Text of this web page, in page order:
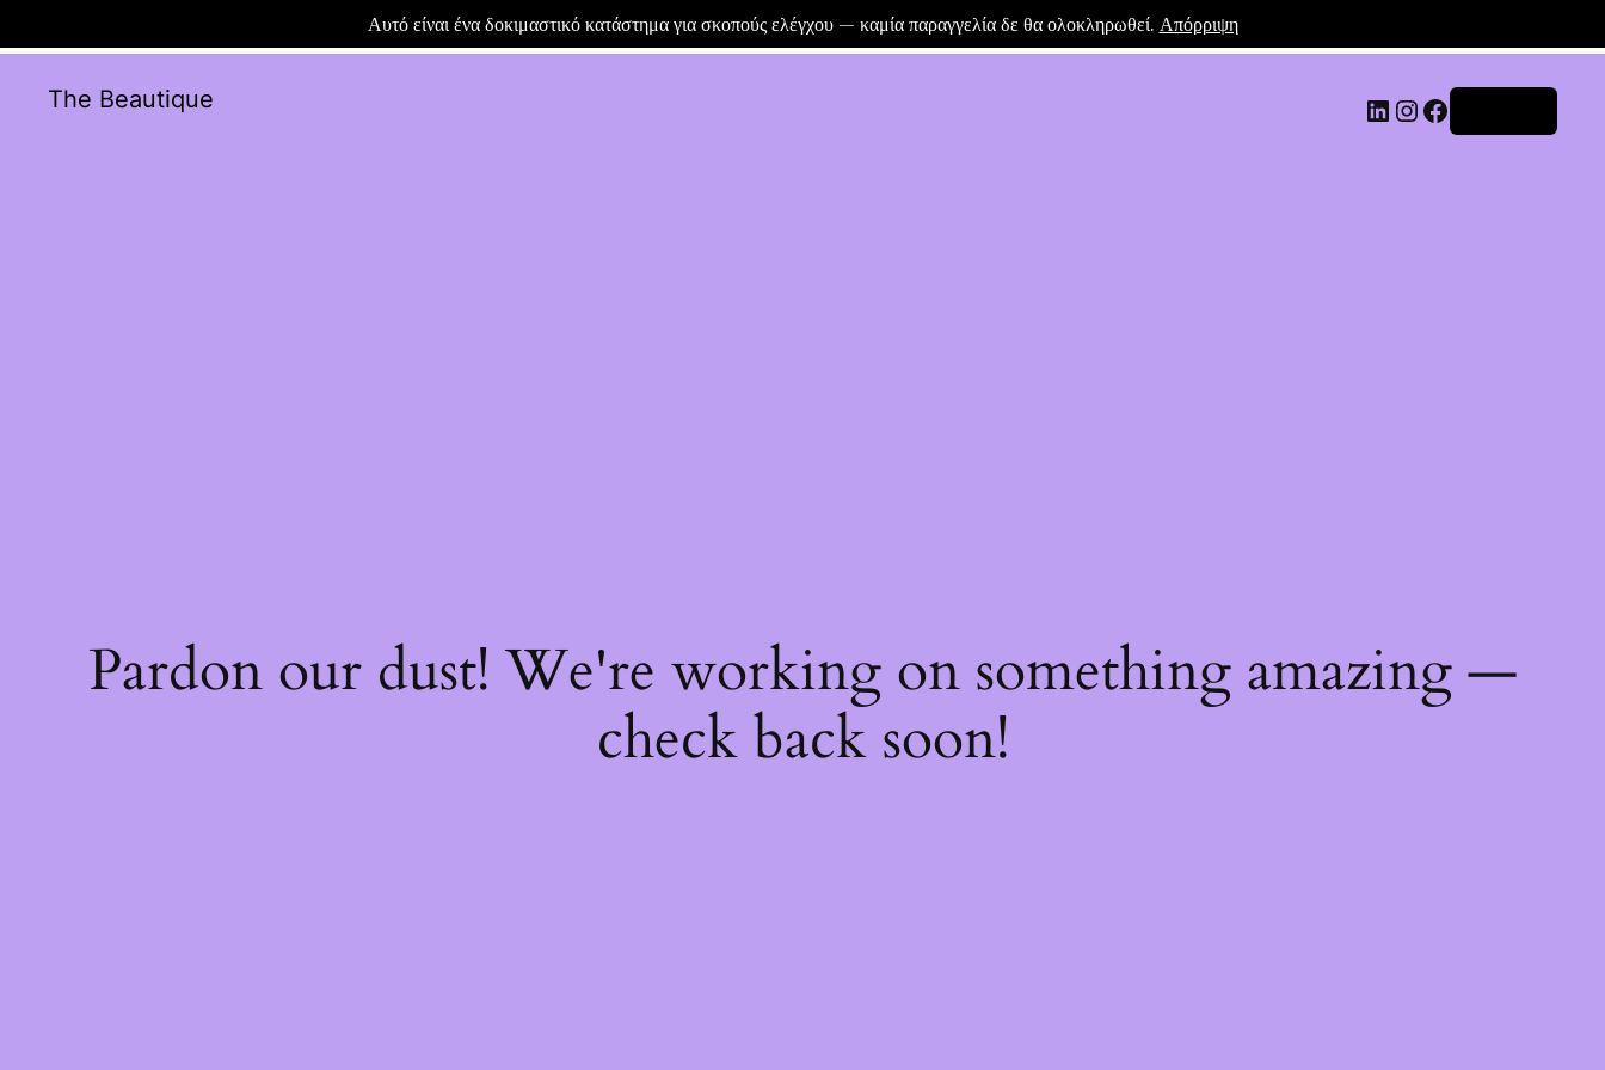
Αυτό είναι ένα δοκιμαστικό κατάστημα για σκοπούς ελέγχου — καμία παραγγελία δε θα ολοκληρωθεί. Απόρριψη
The Beautique
Pardon our dust! We're working on something amazing —
check back soon!